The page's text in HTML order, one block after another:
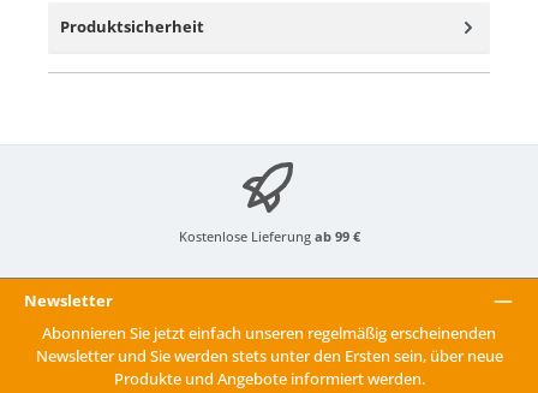
Produktsicherheit
Kostenlose Lieferung ab 99 €
Newsletter
Abonnieren Sie jetzt einfach unseren regelmäßig erscheinenden
Newsletter und Sie werden stets unter den Ersten sein, über neue
Produkte und Angebote informiert werden.